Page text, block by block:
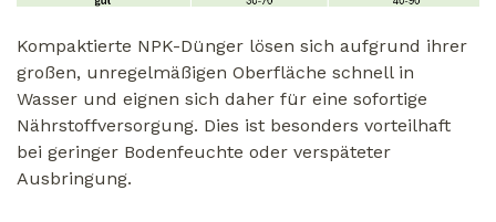
Kompaktierte NPK-Dünger lösen sich aufgrund ihrer
großen, unregelmäßigen Oberfläche schnell in
Wasser und eignen sich daher für eine sofortige
Nährstoffversorgung. Dies ist besonders vorteilhaft
bei geringer Bodenfeuchte oder verspäteter
Ausbringung.